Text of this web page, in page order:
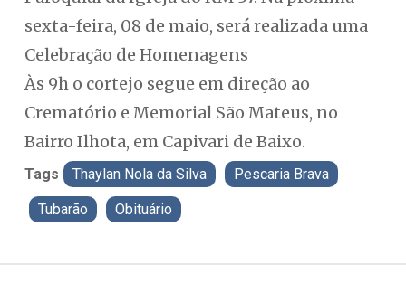
sexta-feira, 08 de maio, será realizada uma
Celebração de Homenagens
Às 9h o cortejo segue em direção ao
Crematório e Memorial São Mateus, no
Bairro Ilhota, em Capivari de Baixo.
Tags Thaylan Nola da Silva Pescaria Brava
Tubarão Obituário